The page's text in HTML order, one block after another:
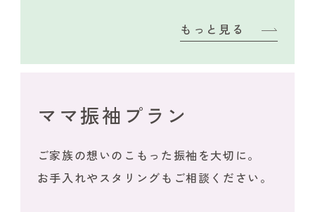
もっと見る
ママ振袖プラン
ご家族の想いのこもった振袖を大切に。
お手入れやスタリングもご相談ください。